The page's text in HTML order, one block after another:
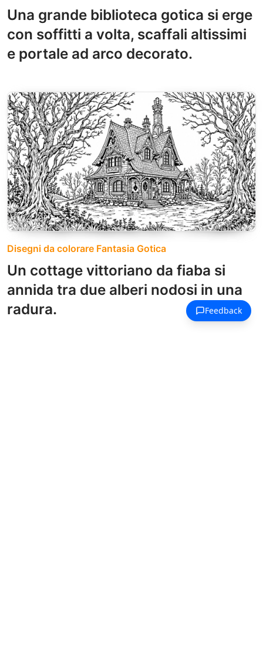
Una grande biblioteca gotica si erge
con soffitti a volta, scaffali altissimi
e portale ad arco decorato.
Disegni da colorare Fantasia Gotica
Un cottage vittoriano da fiaba si
annida tra due alberi nodosi in una
radura.